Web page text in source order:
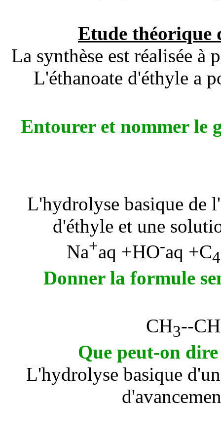
Etude théorique
La synthèse est réalisée à
L'éthanoate d'éthyle a
Entourer et nommer le
L'hydrolyse basique de
d'éthyle et une
Na+aq +HO-aq +C4
Donner la formule
CH3--CH
Que peut-on
L'hydrolyse basique